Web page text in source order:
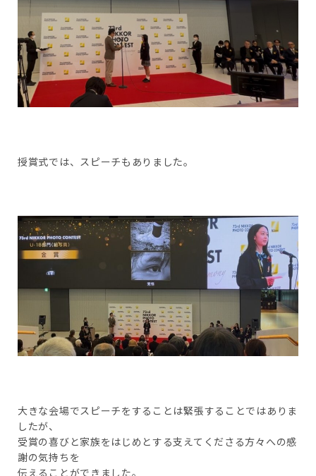
授賞式では、スピーチもありました。
大きな会場でスピーチをすることは緊張することではありま
したが、
受賞の喜びと家族をはじめとする支えてくださる方々への感
謝の気持ちを
伝えることができました。